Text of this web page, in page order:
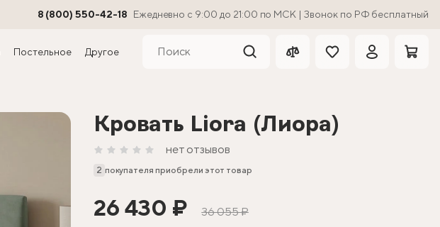
8 (800) 550-42-18 Ежедневно с 9:00 до 21:00 по МСК | Звонок по РФ бесплатный
Постельное Другое
Кровать Liora (Лиора)
нет отзывов
2 покупателя приобрели этот товар
26 430 ₽ 36 055 ₽